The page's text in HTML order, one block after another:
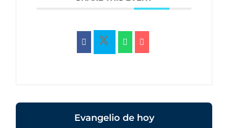
Evangelio de hoy